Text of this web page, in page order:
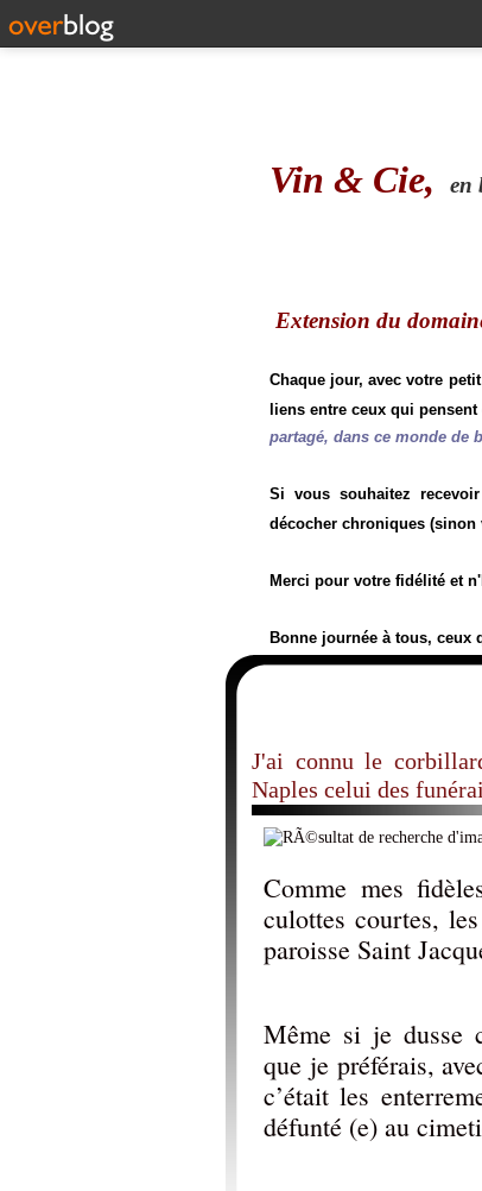
Vin & Cie, en
Extension du
Chaque jour, avec votre
liens entre ceux qui
partagé, dans ce monde de
Si vous souhaitez
décocher chroniques (sinon
Merci pour votre fidélité et
Bonne journée à tous,
J'ai connu le
Naples celui des
Comme mes
culottes courtes,
paroisse Saint
Même si je dusse
que je préférais,
c’était les
défunté (e) au